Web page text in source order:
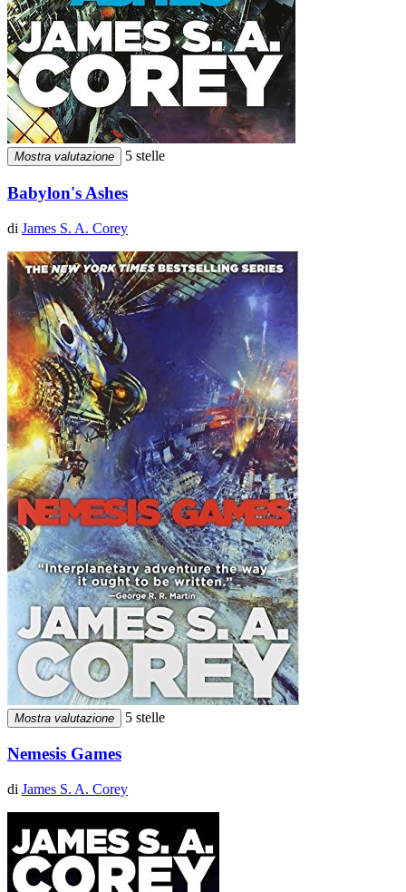
Mostra valutazione 5 stelle
Babylon's Ashes
di James S. A. Corey
Mostra valutazione 5 stelle
Nemesis Games
di James S. A. Corey